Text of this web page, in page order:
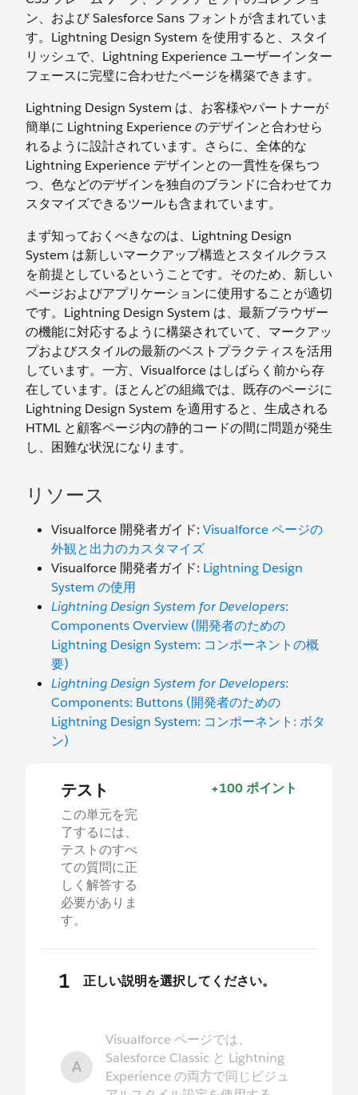
ン、および Salesforce Sans フォントが含まれていま
す。Lightning Design System を使用すると、スタイ
リッシュで、Lightning Experience ユーザーインター
フェースに完璧に合わせたページを構築できます。
Lightning Design System は、お客様やパートナーが
簡単に Lightning Experience のデザインと合わせら
れるように設計されています。さらに、全体的な
Lightning Experience デザインとの一貫性を保ちつ
つ、色などのデザインを独自のブランドに合わせてカ
スタマイズできるツールも含まれています。
まず知っておくべきなのは、Lightning Design
System は新しいマークアップ構造とスタイルクラス
を前提としているということです。そのため、新しい
ページおよびアプリケーションに使用することが適切
です。Lightning Design System は、最新ブラウザー
の機能に対応するように構築されていて、マークアッ
プおよびスタイルの最新のベストプラクティスを活用
しています。一方、Visualforce はしばらく前から存
在しています。ほとんどの組織では、既存のページに
Lightning Design System を適用すると、生成される
HTML と顧客ページ内の静的コードの間に問題が発生
し、困難な状況になります。
リソース
Visualforce 開発者ガイド: Visualforce ページの
外観と出力のカスタマイズ
Visualforce 開発者ガイド: Lightning Design
System の使用
Lightning Design System for Developers:
Components Overview (開発者のための
Lightning Design System: コンポーネントの概
要)
Lightning Design System for Developers:
Components: Buttons (開発者のための
Lightning Design System: コンポーネント: ボタ
ン)